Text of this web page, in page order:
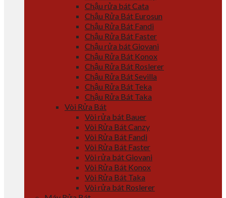
Chậu rửa bát Cata
Chậu Rửa Bát Eurosun
Chậu Rửa Bát Fandi
Chậu Rửa Bát Faster
Chậu rửa bát Giovani
Chậu Rửa Bát Konox
Chậu Rửa Bát Roslerer
Chậu Rửa Bát Sevilla
Chậu Rửa Bát Teka
Chậu Rửa Bát Taka
Vòi Rửa Bát
Vòi rửa bát Bauer
Vòi Rửa Bát Canzy
Vòi Rửa Bát Fandi
Vòi Rửa Bát Faster
Vòi rửa bát Giovani
Vòi Rửa Bát Konox
Vòi Rửa Bát Taka
Vòi rửa bát Roslerer